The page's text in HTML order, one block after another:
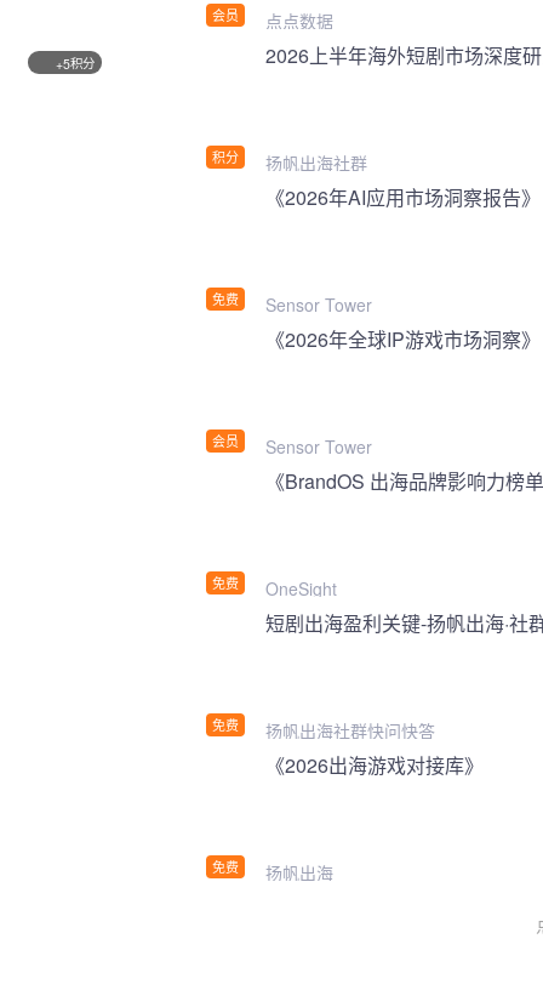
会员 点点数据
+5积分
积分
2026上半年海外短剧市场深度
扬帆出海社群
免费
《2026年AI应用市场洞察报告》
Sensor Tower
会员
《2026年全球IP游戏市场洞察》
Sensor Tower
免费
《BrandOS 出海品牌影响力榜
OneSight
免费
短剧出海盈利关键-扬帆出海·社
扬帆出海社群快问快答
免费
《2026出海游戏对接库》
扬帆出海